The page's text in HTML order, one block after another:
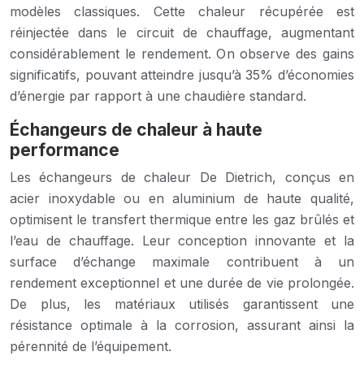
modèles classiques. Cette chaleur récupérée est
réinjectée dans le circuit de chauffage, augmentant
considérablement le rendement. On observe des gains
significatifs, pouvant atteindre jusqu’à 35% d’économies
d’énergie par rapport à une chaudière standard.
Échangeurs de chaleur à haute
performance
Les échangeurs de chaleur De Dietrich, conçus en
acier inoxydable ou en aluminium de haute qualité,
optimisent le transfert thermique entre les gaz brûlés et
l’eau de chauffage. Leur conception innovante et la
surface d’échange maximale contribuent à un
rendement exceptionnel et une durée de vie prolongée.
De plus, les matériaux utilisés garantissent une
résistance optimale à la corrosion, assurant ainsi la
pérennité de l’équipement.